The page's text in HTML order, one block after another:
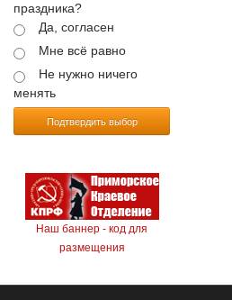
праздника?
Да, согласен
Мне всё равно
Не нужно ничего
менять
Подтвердить выбор
Наш баннер - код для
размещения